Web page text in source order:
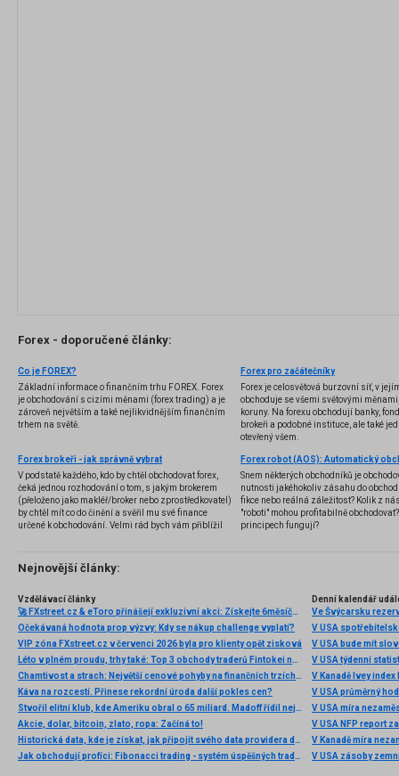
Forex - doporučené články:
Co je FOREX?
Základní informace o finančním trhu FOREX. Forex
je obchodování s cizími měnami (forex trading) a je
zároveň největším a také nejlikvidnějším finančním
trhem na světě.
Forex pro začátečníky
Forex je celosvětová burzovní síť, v
obchoduje se všemi světovými
koruny. Na forexu obchodují banky,
brokeři a podobné instituce, ale také
otevřený všem.
Forex brokeři - jak správně vybrat
V podstatě každého, kdo by chtěl obchodovat forex,
čeká jednou rozhodování o tom, s jakým brokerem
(přeloženo jako makléř/broker nebo zprostředkovatel)
by chtěl mít co do činění a svěřil mu své finance
určené k obchodování. Velmi rád bych vám přiblížil
několik příkladů nejznámějších z nich.
Snem některých obchodníků je
nutnosti jakéhokoliv zásahu do
fikce nebo reálná záležitost? Kolik z
"roboti" mohou profitabilně
principech fungují?
Nejnovější články:
Vzdělávací články
🚀 FXstreet.cz & eToro přinášejí exkluzivní akci: Získejte 6měsíční členství ve VIP zóně ZDARMA
Očekávaná hodnota prop výzvy: Kdy se nákup challenge vyplatí?
VIP zóna FXstreet.cz v červenci 2026 byla pro klienty opět zisková
Léto v plném proudu, trhy také: Top 3 obchody traderů Fintokei na indexech a zlatě
Chamtivost a strach: Největší cenové pohyby na finančních trzích (červenec 2026)
Káva na rozcestí. Přinese rekordní úroda další pokles cen?
Stvořil elitní klub, kde Ameriku obral o 65 miliard. Madoff řídil největší Ponzi dějin
Akcie, dolar, bitcoin, zlato, ropa: Začíná to!
Historická data, kde je získat, jak připojit svého data providera do MultiCharts a proč je budeme potřebovat? (4. díl)
Jak obchodují profíci: Fibonacci trading - systém úspěšných traderů
Denní kalendář
Ve Švýcarsku
V USA
V USA bude mít
V USA týdenní
V Kanadě Ivey index
V USA průměrný
V USA míra
V USA NFP report
V Kanadě míra
V USA zásoby